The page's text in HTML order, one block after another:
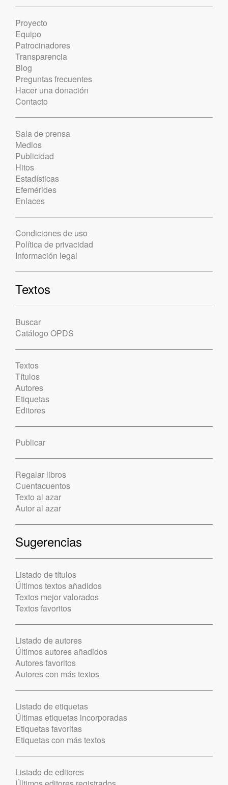
Proyecto
Equipo
Patrocinadores
Transparencia
Blog
Preguntas frecuentes
Hacer una donación
Contacto
Sala de prensa
Medios
Publicidad
Hitos
Estadísticas
Efemérides
Enlaces
Condiciones de uso
Política de privacidad
Información legal
Textos
Buscar
Catálogo OPDS
Textos
Títulos
Autores
Etiquetas
Editores
Publicar
Regalar libros
Cuentacuentos
Texto al azar
Autor al azar
Sugerencias
Listado de títulos
Últimos textos añadidos
Textos mejor valorados
Textos favoritos
Listado de autores
Últimos autores añadidos
Autores favoritos
Autores con más textos
Listado de etiquetas
Últimas etiquetas incorporadas
Etiquetas favoritas
Etiquetas con más textos
Listado de editores